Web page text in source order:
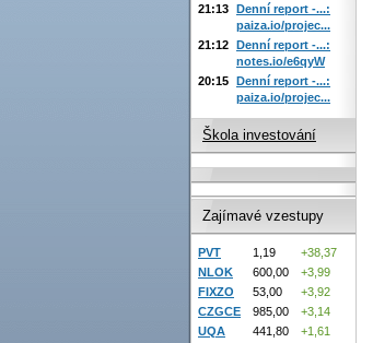
21:13 Denní report -...:
paiza.io/projec...
21:12 Denní report -...:
notes.io/e6qyW
20:15 Denní report -...:
paiza.io/projec...
Škola investování
Zajímavé vzestupy
PVT 1,19
+38,37
NLOK
600,00
+3,99
FIXZO
53,00
+3,92
CZGCE
985,00
+3,14
UQA
441,80 +1,61